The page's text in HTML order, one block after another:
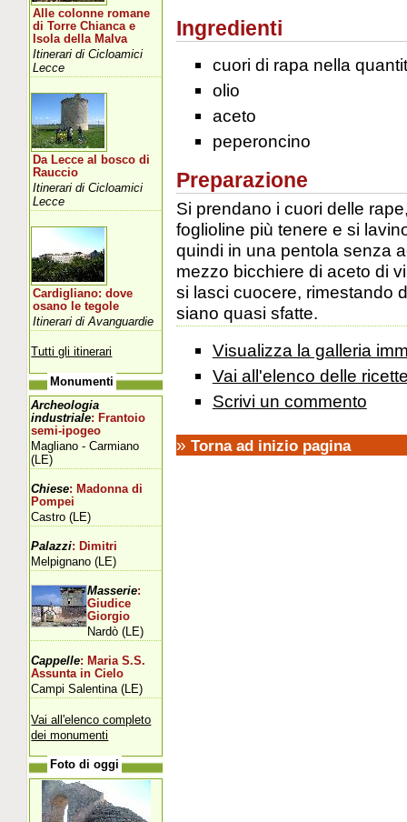
Ingredienti
cuori di rapa nella
olio
aceto
peperoncino
Preparazione
Si prendano i cuori delle
foglioline più tenere e si
quindi in una pentola senza
mezzo bicchiere di aceto di
si lasci cuocere, rimestando
siano quasi sfatte.
Visualizza la galleria
Vai all'elenco delle
Scrivi un commento
» Torna ad inizio pagina
Alle colonne romane
di Torre Chianca e
Isola della Malva
Itinerari di Cicloamici
Lecce
Da Lecce al bosco di
Rauccio
Itinerari di Cicloamici
Lecce
Cardigliano: dove
osano le tegole
Itinerari di Avanguardie
Tutti gli itinerari
Monumenti
Archeologia
industriale: Frantoio
semi-ipogeo
Magliano - Carmiano
(LE)
Chiese: Madonna di
Pompei
Castro (LE)
Palazzi: Dimitri
Melpignano (LE)
Masserie:
Giudice
Giorgio
Nardò (LE)
Cappelle: Maria S.S.
Assunta in Cielo
Campi Salentina (LE)
Vai all'elenco completo
dei monumenti
Foto di oggi